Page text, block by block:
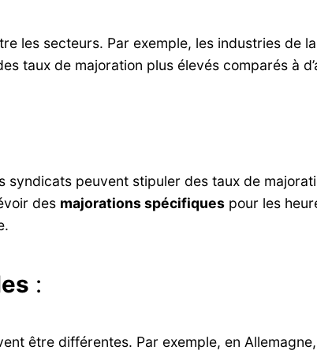
les secteurs. Par exemple, les industries de
taux de majoration plus élevés comparés à
syndicats peuvent stipuler des taux de
des majorations spécifiquespour les
:
être différentes. Par exemple, en